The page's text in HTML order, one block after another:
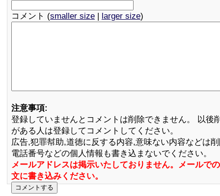
コメント (smaller size | larger size)
注意事項:
登録していませんとコメントは削除できません。 以後
がある人は登録してコメントしてください。
広告,犯罪幇助,道徳に反する内容,意味ない内容などは
電話番号などの個人情報も書き込まないでください。
メールアドレスは掲示いたしておりません。メールで
文に書き込みください。